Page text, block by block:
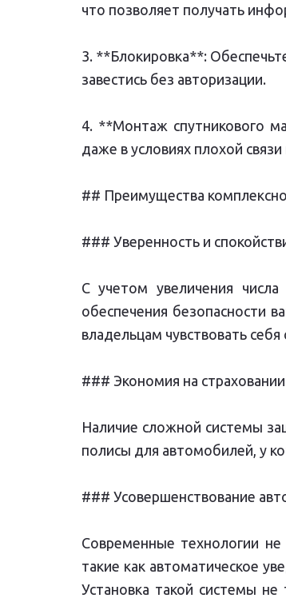
что позволяет получать
3. **Блокировка**:
завестись без авторизации.
4. **Монтаж спутникового
даже в условиях плохой
## Преимущества
### Уверенность и
С учетом увеличения
обеспечения безопасности
владельцам чувствовать
### Экономия на страховании
Наличие сложной системы
полисы для автомобилей, у
### Усовершенствование
Современные технологии
такие как автоматическое
Установка такой системы